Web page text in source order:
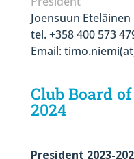
Joensuun
tel. +358 400 573
Email:
Club Board
2024
President 2023-